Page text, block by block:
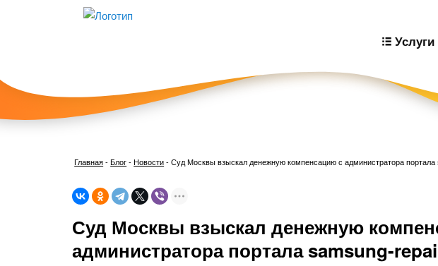
Услуги
Главная-Блог- Новости- Суд Москвы взыскал денежную компенсацию с администратора портала
Суд Москвы взыскал денежную
администратора портала samsung-